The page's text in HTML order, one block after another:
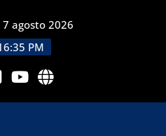
agosto 2026
PM